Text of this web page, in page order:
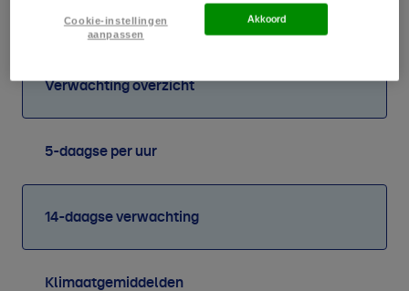
Verwachting overzicht
5-daagse per uur
14-daagse verwachting
Klimaatgemiddelden
Laatst bijgewerkt op 10 augustus om 20:09
Cookie-instellingen
aanpassen
Akkoord